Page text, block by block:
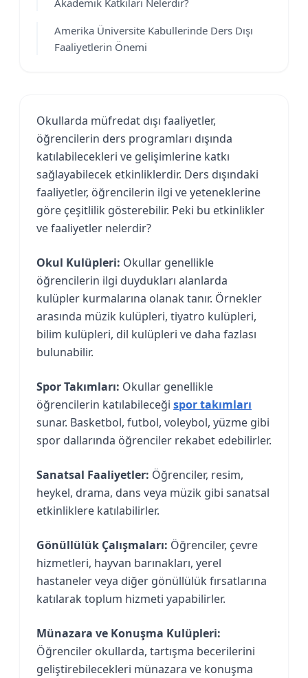
Amerika Üniversite Kabullerinde Ders Dışı
Faaliyetlerin Önemi
Okullarda müfredat dışı faaliyetler,
öğrencilerin ders programları dışında
katılabilecekleri ve gelişimlerine katkı
sağlayabilecek etkinliklerdir. Ders dışındaki
faaliyetler, öğrencilerin ilgi ve yeteneklerine
göre çeşitlilik gösterebilir. Peki bu etkinlikler
ve faaliyetler nelerdir?
Okul Kulüpleri: Okullar genellikle
öğrencilerin ilgi duydukları alanlarda
kulüpler kurmalarına olanak tanır. Örnekler
arasında müzik kulüpleri, tiyatro kulüpleri,
bilim kulüpleri, dil kulüpleri ve daha fazlası
bulunabilir.
Spor Takımları: Okullar genellikle
öğrencilerin katılabileceği spor takımları
sunar. Basketbol, futbol, voleybol, yüzme gibi
spor dallarında öğrenciler rekabet edebilirler.
Sanatsal Faaliyetler: Öğrenciler, resim,
heykel, drama, dans veya müzik gibi sanatsal
etkinliklere katılabilirler.
Gönüllülük Çalışmaları: Öğrenciler, çevre
hizmetleri, hayvan barınakları, yerel
hastaneler veya diğer gönüllülük fırsatlarına
katılarak toplum hizmeti yapabilirler.
Münazara ve Konuşma Kulüpleri:
Öğrenciler okullarda, tartışma becerilerini
geliştirebilecekleri münazara ve konuşma